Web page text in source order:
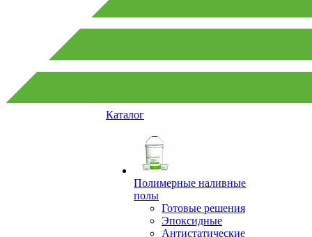
Каталог
Полимерные наливные
полы
Готовые решения
Эпоксидные
Антистатические